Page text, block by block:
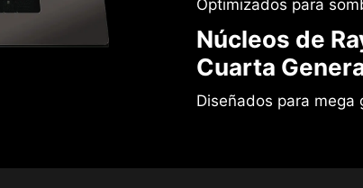
Optimizados para
Núcleos de
Cuarta
Diseñados para mega